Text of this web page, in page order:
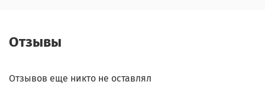
Отзывы
Отзывов еще никто не оставлял